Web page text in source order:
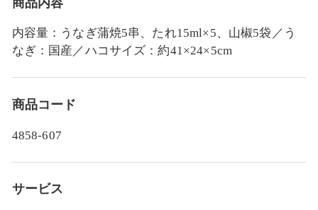
内容量：うなぎ蒲焼5串、たれ15ml×5、山椒5袋／う
なぎ：国産／ハコサイズ：約41×24×5cm
商品コード
4858-607
サービス